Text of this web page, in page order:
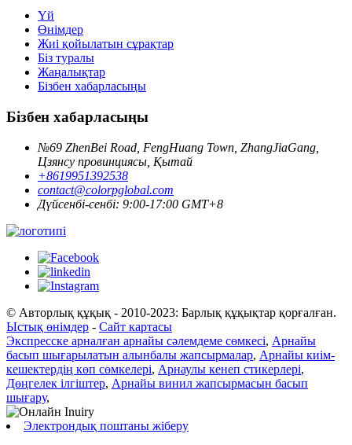
Үй
Өнімдер
Жиі қойылатын сұрақтар
Біз туралы
Жаңалықтар
Бізбен хабарласыңы
Бізбен хабарласыңы
№69 ZhenBei Road, FengHuang Town, ZhangJiaGang,
Цзянсу провинциясы, Қытай
+8619951392538
contact@colorpglobal.com
Дүйсенбі-сенбі: 9:00-17:00 GMT+8
© Авторлық құқық - 2010-2023: Барлық құқықтар қорғалған.
Ыстық өнімдер - Сайт картасы
Экспресске арналған арнайы сәлемдеме сөмкесі, Арнайы
басып шығарылатын алынбалы жапсырмалар, Арнайы киім-
кешектердің көп сөмкелері, Арнаулы кенеп стикерлері,
Дөңгелек ілгіштер, Арнайы винил жапсырмасын басып
шығару,
Электрондық поштаны жіберу